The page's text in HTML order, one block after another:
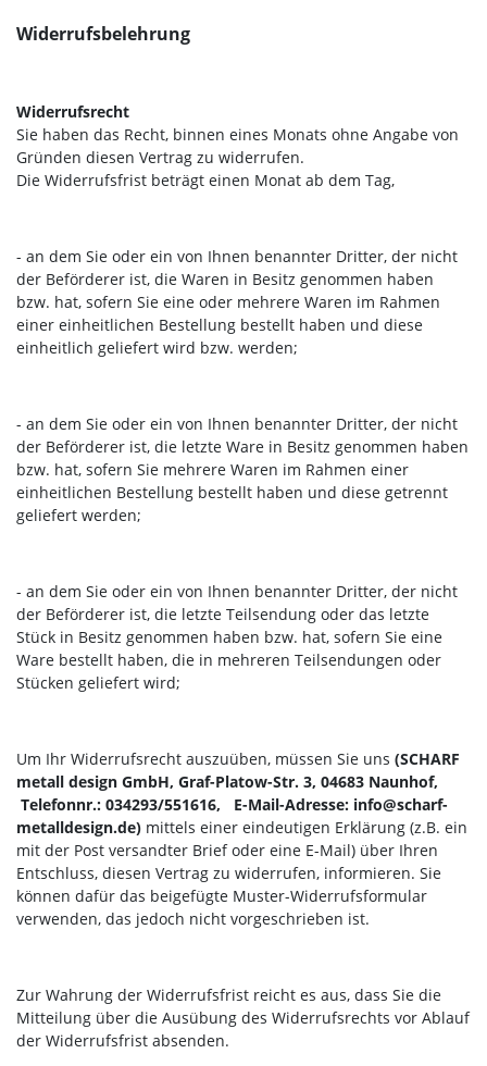
Widerrufsbelehrung
Widerrufsrecht
Sie haben das Recht, binnen eines Monats ohne Angabe von
Gründen diesen Vertrag zu widerrufen.
Die Widerrufsfrist beträgt einen Monat ab dem Tag,
- an dem Sie oder ein von Ihnen benannter Dritter, der nicht
der Beförderer ist, die Waren in Besitz genommen haben
bzw. hat, sofern Sie eine oder mehrere Waren im Rahmen
einer einheitlichen Bestellung bestellt haben und diese
einheitlich geliefert wird bzw. werden;
- an dem Sie oder ein von Ihnen benannter Dritter, der nicht
der Beförderer ist, die letzte Ware in Besitz genommen haben
bzw. hat, sofern Sie mehrere Waren im Rahmen einer
einheitlichen Bestellung bestellt haben und diese getrennt
geliefert werden;
- an dem Sie oder ein von Ihnen benannter Dritter, der nicht
der Beförderer ist, die letzte Teilsendung oder das letzte
Stück in Besitz genommen haben bzw. hat, sofern Sie eine
Ware bestellt haben, die in mehreren Teilsendungen oder
Stücken geliefert wird;
Um Ihr Widerrufsrecht auszuüben, müssen Sie uns (SCHARF
metall design GmbH, Graf-Platow-Str. 3, 04683 Naunhof,
Telefonnr.: 034293/551616, E-Mail-Adresse: info@scharf-
metalldesign.de) mittels einer eindeutigen Erklärung (z.B. ein
mit der Post versandter Brief oder eine E-Mail) über Ihren
Entschluss, diesen Vertrag zu widerrufen, informieren. Sie
können dafür das beigefügte Muster-Widerrufsformular
verwenden, das jedoch nicht vorgeschrieben ist.
Zur Wahrung der Widerrufsfrist reicht es aus, dass Sie die
Mitteilung über die Ausübung des Widerrufsrechts vor Ablauf
der Widerrufsfrist absenden.